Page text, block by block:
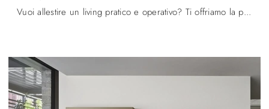
Vuoi allestire un living pratico e operativo? Ti offriamo la parete attrezzata Lampo 053 Sangiacomo dalle forme decise moderne.